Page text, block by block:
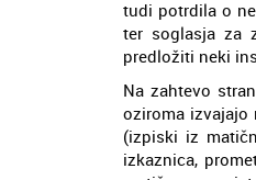
tudi potrdila o
ter soglasja za
predložiti neki
Na zahtevo
oziroma izvajajo
(izpiski iz
izkaznica,